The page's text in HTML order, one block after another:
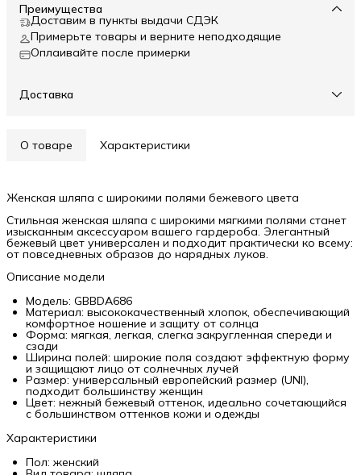
Преимущества
Доставим в пункты выдачи СДЭК
Примерьте товары и верните неподходящие
Оплаивайте после примерки
Доставка
О товаре Характеристики
Женская шляпа с широкими полями бежевого цвета
Стильная женская шляпа с широкими мягкими полями станет
изысканным аксессуаром вашего гардероба. Элегантный
бежевый цвет универсален и подходит практически ко всему:
от повседневных образов до нарядных луков.
Описание модели
Модель: GBBDA686
Материал: высококачественный хлопок, обеспечивающий
комфортное ношение и защиту от солнца
Форма: мягкая, легкая, слегка закругленная спереди и
сзади
Ширина полей: широкие поля создают эффектную форму
и защищают лицо от солнечных лучей
Размер: универсальный европейский размер (UNI),
подходит большинству женщин
Цвет: нежный бежевый оттенок, идеально сочетающийся
с большинством оттенков кожи и одежды
Характеристики
Пол: женский